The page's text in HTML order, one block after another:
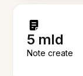
5 mld
Note create